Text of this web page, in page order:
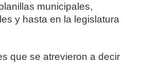
municipales,
y hasta en la legislatura
que se atrevieron a decir